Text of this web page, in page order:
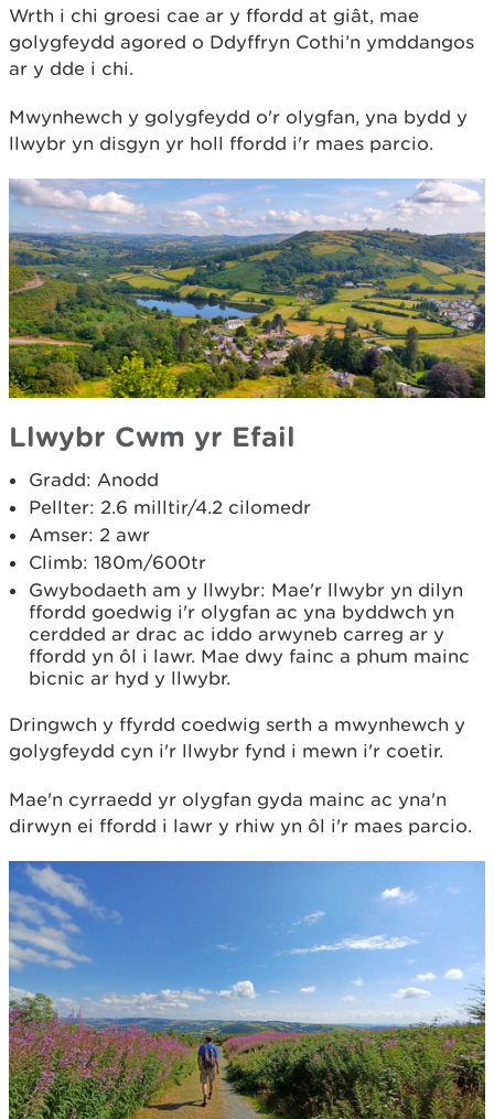
Wrth i chi groesi cae ar y ffordd at giât, mae
golygfeydd agored o Ddyffryn Cothi’n ymddangos
ar y dde i chi.
Mwynhewch y golygfeydd o'r olygfan, yna bydd y
llwybr yn disgyn yr holl ffordd i'r maes parcio.
Llwybr Cwm yr Efail
Gradd: Anodd
Pellter: 2.6 milltir/4.2 cilomedr
Amser: 2 awr
Climb: 180m/600tr
Gwybodaeth am y llwybr: Mae'r llwybr yn dilyn
ffordd goedwig i'r olygfan ac yna byddwch yn
cerdded ar drac ac iddo arwyneb carreg ar y
ffordd yn ôl i lawr. Mae dwy fainc a phum mainc
bicnic ar hyd y llwybr.
Dringwch y ffyrdd coedwig serth a mwynhewch y
golygfeydd cyn i'r llwybr fynd i mewn i'r coetir.
Mae'n cyrraedd yr olygfan gyda mainc ac yna'n
dirwyn ei ffordd i lawr y rhiw yn ôl i'r maes parcio.